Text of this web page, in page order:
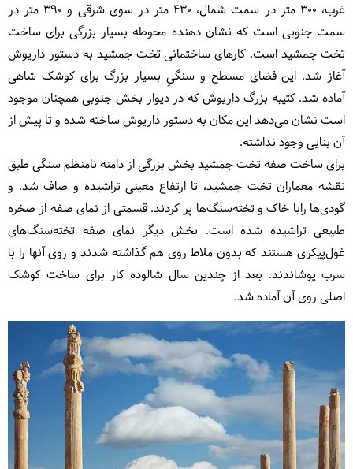
غرب، 300 متر در سمت شمال، 430 متر در سوی شرقی و 390 متر در
سمت جنوبی است که نشان دهنده محوطه بسیار بزرگی برای ساخت
تخت جمشید است. کارهای ساختمانی تخت جمشید به دستور داریوش
آغاز شد. این فضای مسطح و سنگیِ بسیار بزرگ برای کوشک شاهی
آماده شد. کتیبه بزرگ داریوش که در دیوار بخش جنوبی همچنان موجود
است نشان می‌دهد این مکان به دستور داریوش ساخته شده و تا پیش از
آن بنایی وجود نداشته.
برای ساخت صفه تخت جمشید بخش بزرگی از دامنه نامنظم سنگی طبق
نقشه معماران تخت جمشید، تا ارتفاع معینی تراشیده و صاف شد. و
گودی‌ها رابا خاک و تخته‌سنگ‌ها پر کردند. قسمتی از نمای صفه از صخره
طبیعی تراشیده شده است. بخش دیگر نمای صفه تخته‌سنگ‌های
غول‌پیکری هستند که بدون ملاط روی هم گذاشته شدند و روی آنها را با
سرب پوشاندند. بعد از چندین سال شالوده کار برای ساخت کوشک
اصلی روی آن آماده شد.